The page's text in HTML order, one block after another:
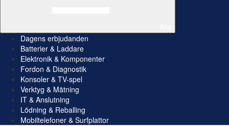
Dagens erbjudanden
Batterier & Laddare
Elektronik & Komponenter
Fordon & Diagnostik
Konsoler & TV-spel
Verktyg & Mätning
IT & Anslutning
Lödning & Reballing
Mobiltelefoner & Surfplattor